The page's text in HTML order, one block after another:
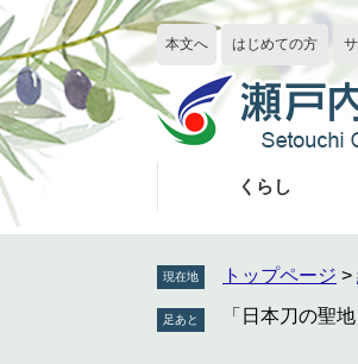
ペ
ー
ジ
の
先
頭
で
す
メ
ニ
ュ
ー
を
飛
ば
し
本文へ はじめての方
くらし
現在地 トップページ >
「日本刀の聖